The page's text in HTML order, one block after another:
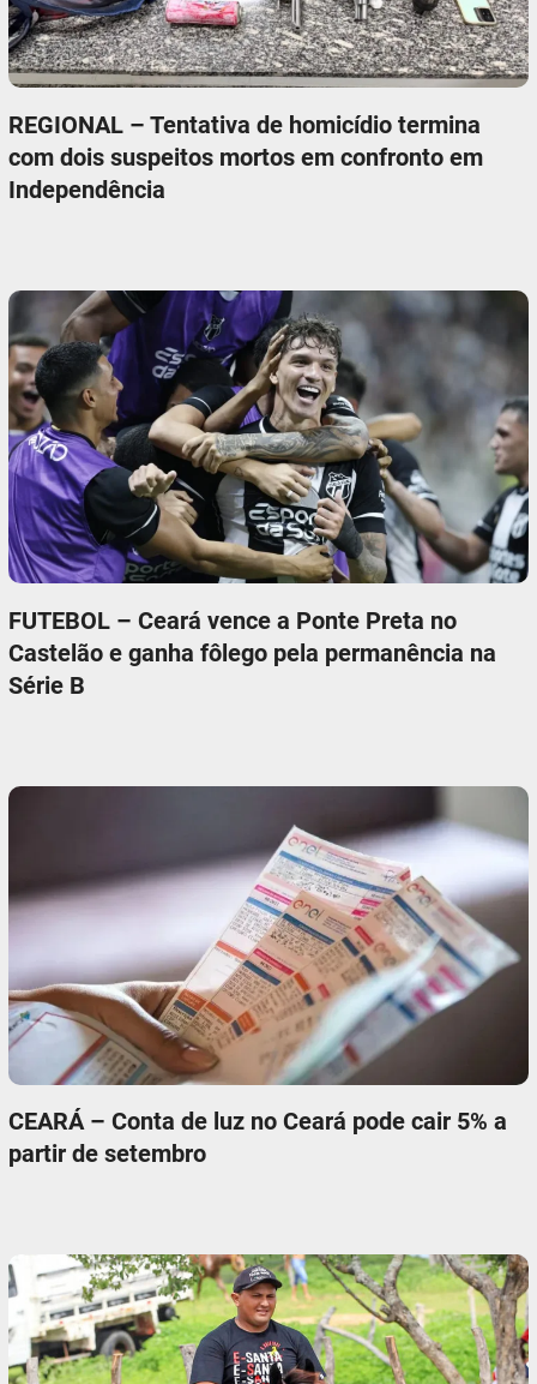
REGIONAL – Tentativa de homicídio termina
com dois suspeitos mortos em confronto em
Independência
FUTEBOL – Ceará vence a Ponte Preta no
Castelão e ganha fôlego pela permanência na
Série B
CEARÁ – Conta de luz no Ceará pode cair 5% a
partir de setembro